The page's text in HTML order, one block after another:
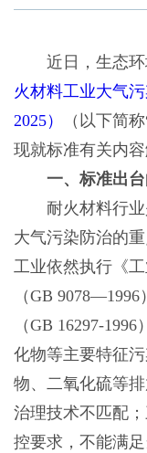
近日，生态环
火材料工业大气
2025）
（以下简
现就标准有关内容
一、标准出
耐火材料行业
大气污染防治的
工业依然执行《
（GB
（GB 16297-
化物等主要特征
物、二氧化硫等
治理技术不匹配
控要求，不能满足